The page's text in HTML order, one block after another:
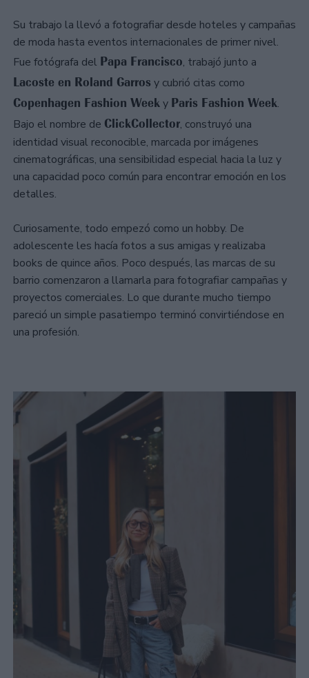
Su trabajo la llevó a fotografiar desde hoteles y campañas
de moda hasta eventos internacionales de primer nivel.
Fue fotógrafa del Papa Francisco, trabajó junto a
Lacoste en Roland Garros y cubrió citas como
Copenhagen Fashion Weeky Paris Fashion Week.
Bajo el nombre de ClickCollector, construyó una
identidad visual reconocible, marcada por imágenes
cinematográficas, una sensibilidad especial hacia la luz y
una capacidad poco común para encontrar emoción en los
detalles.
Curiosamente, todo empezó como un hobby. De
adolescente les hacía fotos a sus amigas y realizaba
books de quince años. Poco después, las marcas de su
barrio comenzaron a llamarla para fotografiar campañas y
proyectos comerciales. Lo que durante mucho tiempo
pareció un simple pasatiempo terminó convirtiéndose en
una profesión.